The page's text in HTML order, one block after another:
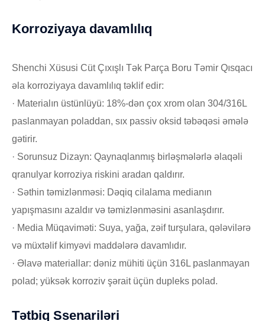
Korroziyaya davamlılıq
Shenchi Xüsusi Cüt Çıxışlı Tək Parça Boru Təmir Qısqacı
əla korroziyaya davamlılıq təklif edir:
· Materialın üstünlüyü: 18%-dən çox xrom olan 304/316L
paslanmayan poladdan, sıx passiv oksid təbəqəsi əmələ
gətirir.
· Sorunsuz Dizayn: Qaynaqlanmış birləşmələrlə əlaqəli
qranulyar korroziya riskini aradan qaldırır.
· Səthin təmizlənməsi: Dəqiq cilalama medianın
yapışmasını azaldır və təmizlənməsini asanlaşdırır.
· Media Müqaviməti: Suya, yağa, zəif turşulara, qələvilərə
və müxtəlif kimyəvi maddələrə davamlıdır.
· Əlavə materiallar: dəniz mühiti üçün 316L paslanmayan
polad; yüksək korroziv şərait üçün dupleks polad.
Tətbiq Ssenariləri